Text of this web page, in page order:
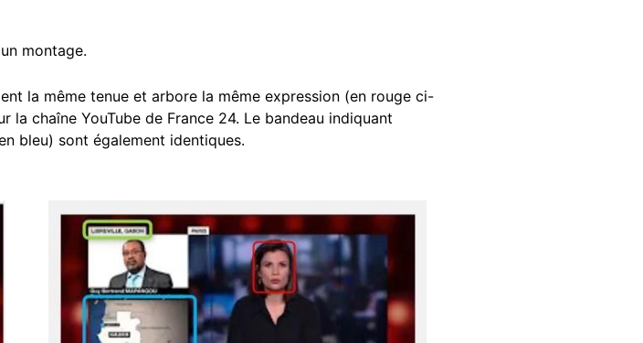
montage.
la même tenue et arbore la même expression (en rouge ci-
chaîne YouTube de France 24. Le bandeau indiquant
bleu) sont également identiques.
Image